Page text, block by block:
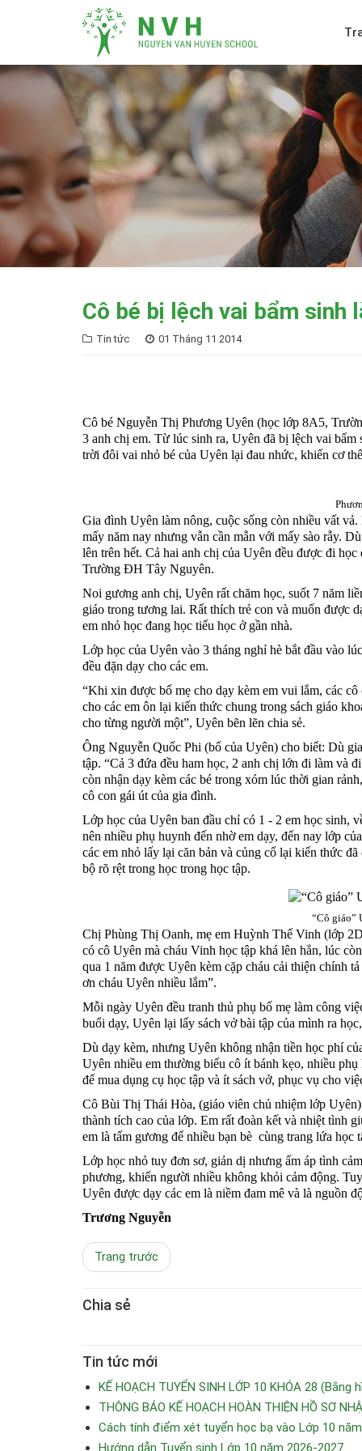
Cô bé bị lệch vai bẩm sinh
Tin tức 01 Tháng 11 2014
Cô bé Nguyễn Thị Phương Uyên (học lớp 8A5,
3 anh chị em. Từ lúc sinh ra, Uyên đã bị lệch vai
trời đôi vai nhỏ bé của Uyên lại đau nhức, khiến cơ
Gia đình Uyên làm nông, cuộc sống còn nhiều vất
mấy năm nay nhưng vẫn cần mẫn với mấy sào rẫy.
lên trên hết. Cả hai anh chị của Uyên đều được đi
Trường ĐH Tây Nguyên.
Noi gương anh chị, Uyên rất chăm học, suốt 7 năm
giáo trong tương lai. Rất thích trẻ con và muốn được
em nhỏ học đang học tiểu học ở gần nhà.
Lớp học của Uyên vào 3 tháng nghỉ hè bắt đầu vào
đều đặn dạy cho các em.
“Khi xin được bố mẹ cho dạy kèm em vui lắm, các
cho các em ôn lại kiến thức chung trong sách giáo
cho từng người một”, Uyên bẽn lẽn chia sẻ.
Ông Nguyễn Quốc Phi (bố của Uyên) cho biết: Dù
tập. “Cả 3 đứa đều ham học, 2 anh chị lớn đi làm và
còn nhận dạy kèm các bé trong xóm lúc thời gian
cô con gái út của gia đình.
Lớp học của Uyên ban đầu chỉ có 1 - 2 em học sinh,
nên nhiều phụ huynh đến nhờ em dạy, đến nay lớp
các em nhỏ lấy lại căn bản và củng cố lại kiến thức
bộ rõ rệt trong học trong học tập.
“Cô giáo”
Chị Phùng Thị Oanh, mẹ em Huỳnh Thế Vinh (lớp
có cô Uyên mà cháu Vinh học tập khá lên hẳn, lúc
qua 1 năm được Uyên kèm cặp cháu cải thiện chính
ơn cháu Uyên nhiều lắm”.
Mỗi ngày Uyên đều tranh thủ phụ bố mẹ làm công
buổi dạy, Uyên lại lấy sách vở bài tập của mình ra
Dù dạy kèm, nhưng Uyên không nhận tiền học phí
Uyên nhiều em thường biếu cô ít bánh kẹo, nhiều
để mua dụng cụ học tập và ít sách vở, phục vụ cho
Cô Bùi Thị Thái Hòa, (giáo viên chủ nhiệm lớp
thành tích cao của lớp. Em rất đoàn kết và nhiệt tình
em là tấm gương để nhiều bạn bè cùng trang lứa học
Lớp học nhỏ tuy đơn sơ, giản dị nhưng ấm áp tình
phương, khiến người nhiều không khỏi cảm động.
Uyên được dạy các em là niềm đam mê và là nguồn
Trương Nguyễn
Trang trước
Chia sẻ
Tin tức mới
KẾ HOẠCH TUYỂN SINH LỚP 10 KHÓA 28
THÔNG BÁO KẾ HOẠCH HOÀN THIỆN HỒ SƠ
Cách tính điểm xét tuyển học bạ vào Lớp 10
Hướng dẫn Tuyển sinh Lớp 10 năm 2026-2027